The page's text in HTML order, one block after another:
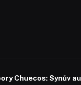
Chuecos: Synův